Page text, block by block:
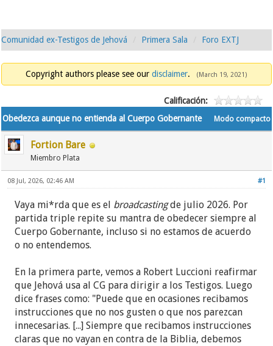
Comunidad ex-Testigos de Jehová Primera Sala Foro EXTJ
Copyright authors please see our disclaimer. (March 19, 2021)
Calificación:
Modo compacto
Obedezca aunque no entienda al Cuerpo Gobernante
Fortion Bare
Miembro Plata
#1
08 Jul, 2026, 02:46 AM
Vaya mi*rda que es el broadcastingde julio 2026. Por
partida triple repite su mantra de obedecer siempre al
Cuerpo Gobernante, incluso si no estamos de acuerdo
o no entendemos.
En la primera parte, vemos a Robert Luccioni reafirmar
que Jehová usa al CG para dirigir a los Testigos. Luego
dice frases como: "Puede que en ocasiones recibamos
instrucciones que no nos gusten o que nos parezcan
innecesarias. [...] Siempre que recibamos instrucciones
claras que no vayan en contra de la Biblia, debemos